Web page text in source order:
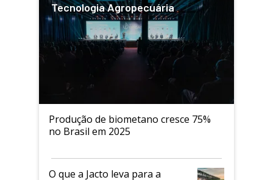
Tecnologia Agropecuária
Produção de biometano cresce 75%
no Brasil em 2025
O que a Jacto leva para a